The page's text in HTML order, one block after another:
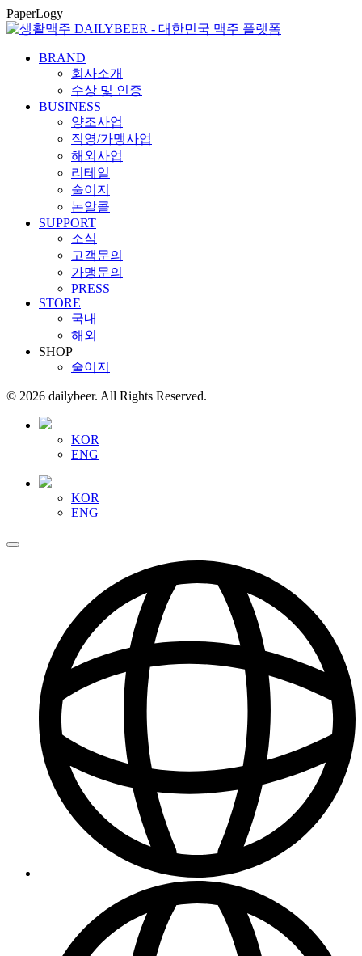
콘
텐
PaperLogy
BRAND
회사소개
수상 및 인증
BUSINESS
양조사업
직영/가맹사업
해외사업
리테일
술이지
논알콜
SUPPORT
소식
고객문의
가맹문의
PRESS
STORE
국내
해외
SHOP
술이지
© 2026 dailybeer. All Rights Reserved.
KOR
ENG
KOR
ENG